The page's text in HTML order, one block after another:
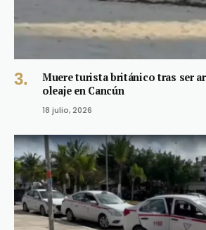
Muere turista británico tras ser
oleaje en Cancún
18 julio, 2026